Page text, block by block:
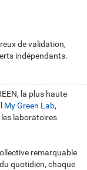
de validation,
indépendants.
la plus haute
My Green Lab,
laboratoires
remarquable
quotidien, chaque